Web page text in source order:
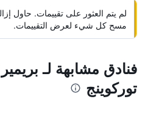
لم يتم العثور على تقييمات. حاول
مسح كل شيء لعرض التقييمات.
فنادق مشابهة لـ
توركوينج